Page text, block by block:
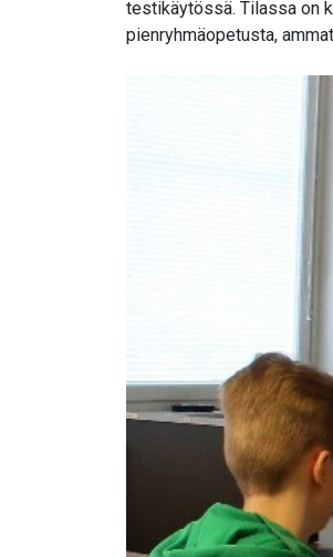
testikäytössä. Tilassa on
pienryhmäopetusta,